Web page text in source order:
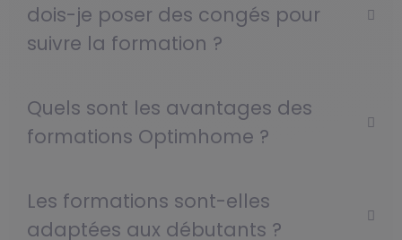
dois-je poser des congés pour
suivre la formation ?
Quels sont les avantages des
formations Optimhome ?
Les formations sont-elles
adaptées aux débutants ?